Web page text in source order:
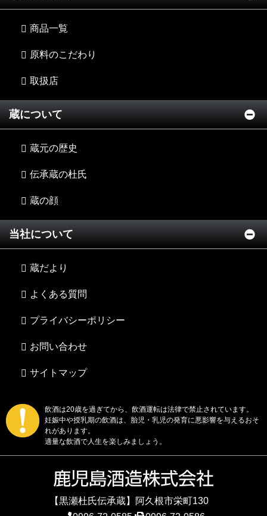
商品一覧
原料のこだわり
取扱店
蔵について
蔵元の歴史
伝承蔵の杜氏
蔵の顔
当社について
蔵だより
よくある質問
プライバシーポリシー
お問い合わせ
サイトマップ
飲酒は20歳を過ぎてから、飲酒運転は法律で禁止されています。
妊娠中や授乳期の飲酒は、胎児・乳児の発育に悪影響を与えるおそ
れがあります。
適量な飲酒で人生を楽しみましょう。
【黒瀬杜氏伝承蔵】阿久根市栄町130